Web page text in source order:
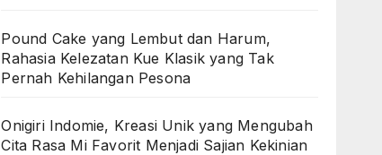
Pound Cake yang Lembut dan Harum,
Rahasia Kelezatan Kue Klasik yang Tak
Pernah Kehilangan Pesona
Onigiri Indomie, Kreasi Unik yang Mengubah
Cita Rasa Mi Favorit Menjadi Sajian Kekinian